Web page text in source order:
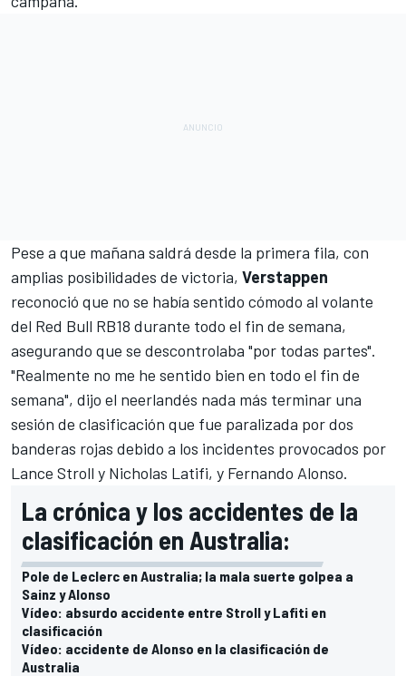
Pese a que mañana saldrá desde la primera fila, con
amplias posibilidades de victoria, Verstappen
reconoció que no se había sentido cómodo al volante
del Red Bull RB18 durante todo el fin de semana,
asegurando que se descontrolaba "por todas partes".
"Realmente no me he sentido bien en todo el fin de
semana", dijo el neerlandés nada más terminar una
sesión de clasificación que fue paralizada por dos
banderas rojas debido a los incidentes provocados por
Lance Stroll y Nicholas Latifi, y Fernando Alonso.
La crónica y los accidentes de la
clasificación en Australia:
Pole de Leclerc en Australia; la mala suerte golpea a
Sainz y Alonso
Vídeo: absurdo accidente entre Stroll y Lafiti en
clasificación
Vídeo: accidente de Alonso en la clasificación de
Australia